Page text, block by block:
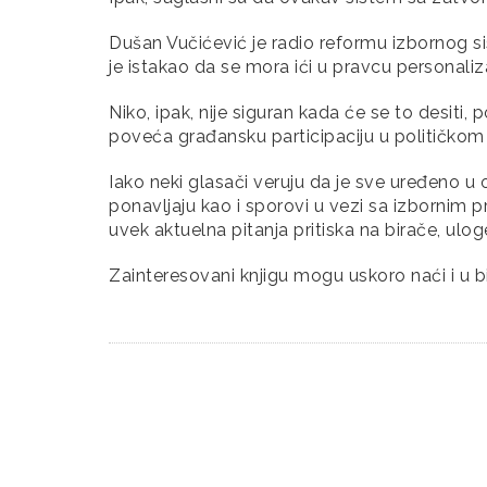
Dušan Vučićević je radio reformu izbornog
je istakao da se mora ići u pravcu
Niko, ipak, nije siguran kada će se to
poveća građansku participaciju u političkom
Iako neki glasači veruju da je sve uređeno
ponavljaju kao i sporovi u vezi sa izbornim
uvek aktuelna pitanja pritiska na birače,
Zainteresovani knjigu mogu uskoro naći i u